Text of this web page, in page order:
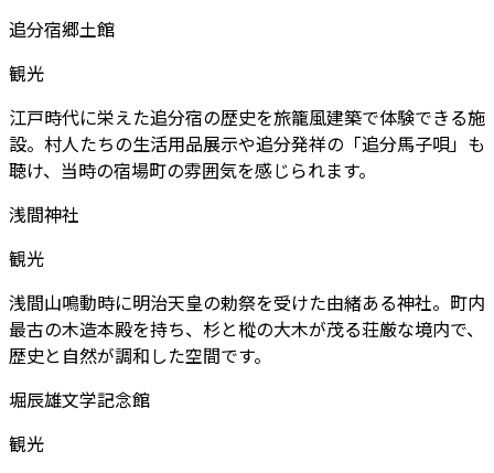
追分宿郷土館
観光
江戸時代に栄えた追分宿の歴史を旅籠風建築で体験できる施
設。村人たちの生活用品展示や追分発祥の「追分馬子唄」も
聴け、当時の宿場町の雰囲気を感じられます。
浅間神社
観光
浅間山鳴動時に明治天皇の勅祭を受けた由緒ある神社。町内
最古の木造本殿を持ち、杉と樅の大木が茂る荘厳な境内で、
歴史と自然が調和した空間です。
堀辰雄文学記念館
観光